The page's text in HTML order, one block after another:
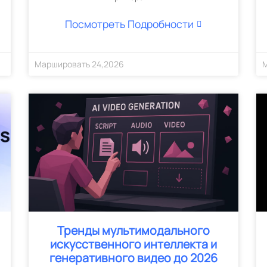
Посмотреть Подробности
Маршировать24,2026
Тренды мультимодального
искусственного интеллекта и
генеративного видео до 2026